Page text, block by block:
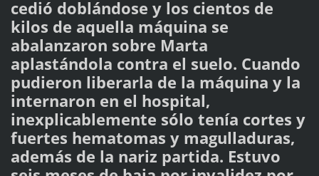
cedió doblándose y los cientos de
kilos de aquella máquina se
abalanzaron sobre Marta
aplastándola contra el suelo. Cuando
pudieron liberarla de la máquina y la
internaron en el hospital,
inexplicablemente sólo tenía cortes y
fuertes hematomas y magulladuras,
además de la nariz partida. Estuvo